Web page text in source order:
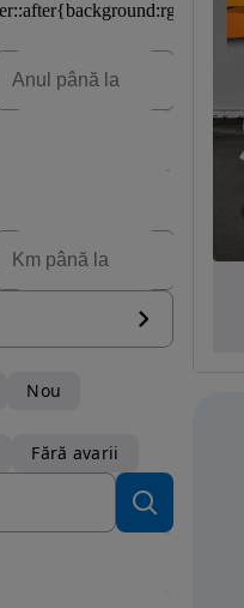
Nou
Fără avarii